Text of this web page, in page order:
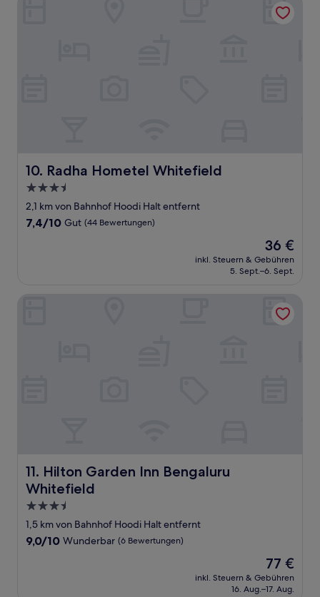
10. Radha Hometel Whitefield
Radha Hometel Whitefield
3.5-
Sterne-
Unterkunft
2,1 km von Bahnhof Hoodi Halt entfernt
7.4
7,4/10 Gut (44 Bewertungen)
Der
Preis
beträgt
36 €
inkl. Steuern & Gebühren
5. Sept.–6. Sept.
11. Hilton Garden Inn Bengaluru
Whitefield
Hilton Garden Inn Bengaluru Whitefield
3.5-
Sterne-
Unterkunft
1,5 km von Bahnhof Hoodi Halt entfernt
9.0
9,0/10 Wunderbar (6 Bewertungen)
Der
Preis
beträgt
77 €
inkl. Steuern & Gebühren
16. Aug.–17. Aug.